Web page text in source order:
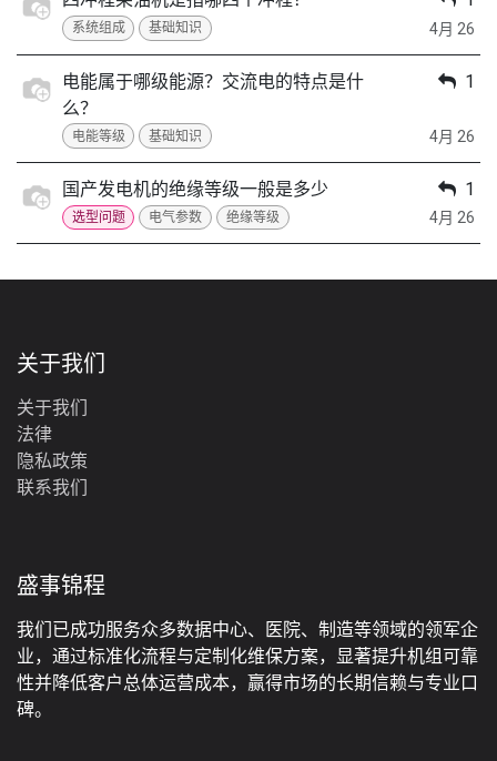
系统组成 基础知识 4月 26
电能属于哪级能源？交流电的特点是什
么？
电能等级 基础知识
1
4月 26
国产发电机的绝缘等级一般是多少
选型问题 电气参数 绝缘等级
1
4月 26
关于我们
关于我们
法律
‎隐私政策‎
联系我们
盛事锦程
我们已成功服务众多数据中心、医院、制造等领域的领军企
业，通过标准化流程与定制化维保方案，显著提升机组可靠
性并降低客户总体运营成本，赢得市场的长期信赖与专业口
碑。